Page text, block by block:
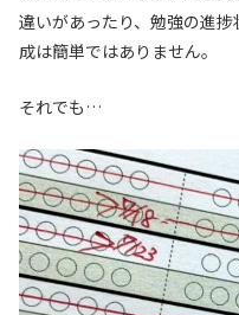
違いがあったり、勉強の進
成は簡単ではありません。
それでも…